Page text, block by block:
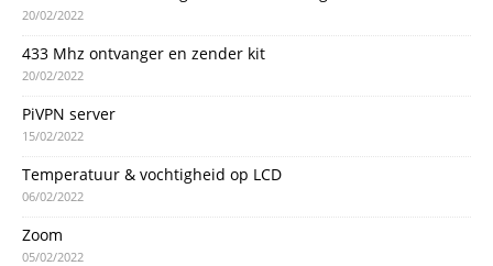
20/02/2022
433 Mhz ontvanger en zender kit
20/02/2022
PiVPN server
15/02/2022
Temperatuur & vochtigheid op LCD
06/02/2022
Zoom
05/02/2022